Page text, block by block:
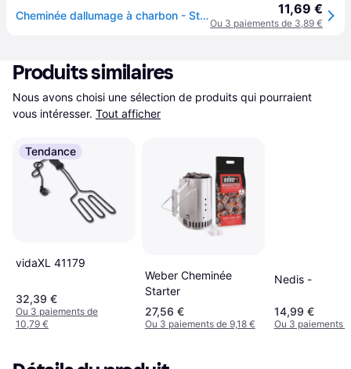
Cheminée dallumage à charbon - Starter barbecue D 16 x H 27.5 cm - Gris 11,69 €
Ou 3 paiements de 3,89 €
Produits similaires
Nous avons choisi une sélection de produits qui pourraient
vous intéresser. Tout afficher
Tendance
vidaXL 41179
32,39 €
Ou 3 paiements de
10,79 €
Weber Cheminée
Starter
27,56 €
Ou 3 paiements de 9,18 €
Nedis -
14,99 €
Ou 3 paiements